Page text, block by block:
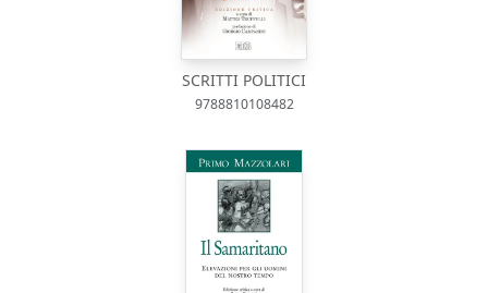
SCRITTI POLITICI
9788810108482